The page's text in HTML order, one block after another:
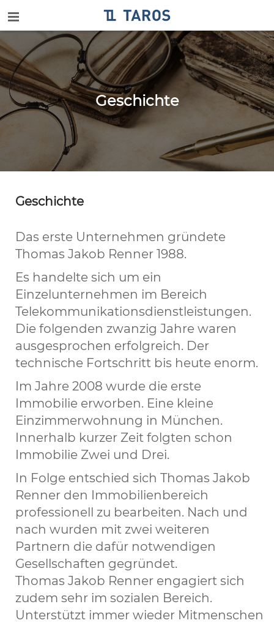
Geschichte
Geschichte
Das erste Unternehmen gründete
Thomas Jakob Renner 1988.
Es handelte sich um ein
Einzelunternehmen im Bereich
Telekommunikationsdienstleistungen.
Die folgenden zwanzig Jahre waren
ausgesprochen erfolgreich. Der
technische Fortschritt bis heute enorm.
Im Jahre 2008 wurde die erste
Immobilie erworben. Eine kleine
Einzimmerwohnung in München.
Innerhalb kurzer Zeit folgten schon
Immobilie Zwei und Drei.
In Folge entschied sich Thomas Jakob
Renner den Immobilienbereich
professionell zu bearbeiten. Nach und
nach wurden mit zwei weiteren
Partnern die dafür notwendigen
Gesellschaften gegründet.
Thomas Jakob Renner engagiert sich
zudem sehr im sozialen Bereich.
Unterstützt immer wieder Mitmenschen